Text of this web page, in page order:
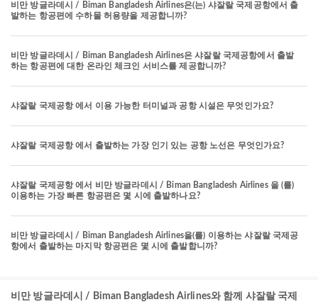
비만 방글라데시 / Biman Bangladesh Airlines은(는) 샤잘랄 국제공항에서 출
발하는 항공편에 수하물 허용량을 제공합니까?
비만 방글라데시 / Biman Bangladesh Airlines은 샤잘랄 국제공항에서 출발
하는 항공편에 대한 온라인 체크인 서비스를 제공합니까?
샤잘랄 국제공항 에서 이용 가능한 터미널과 공항 시설은 무엇인가요?
샤잘랄 국제공항 에서 출발하는 가장 인기 있는 공항 노선은 무엇인가요?
샤잘랄 국제공항 에서 비만 방글라데시 / Biman Bangladesh Airlines 을 (를)
이용하는 가장 빠른 항공편은 몇 시에 출발하나요?
비만 방글라데시 / Biman Bangladesh Airlines을(를) 이용하는 샤잘랄 국제공
항에서 출발하는 마지막 항공편은 몇 시에 출발합니까?
비만 방글라데시 / Biman Bangladesh Airlines와 함께 샤잘랄 국제